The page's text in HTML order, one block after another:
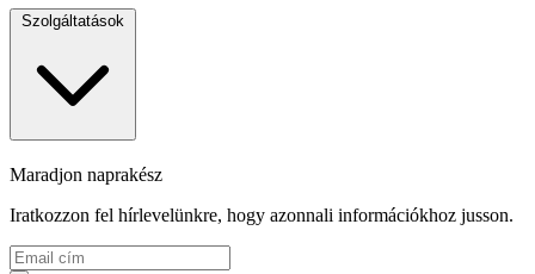
Szolgáltatások
Maradjon naprakész
Iratkozzon fel hírlevelünkre, hogy azonnali információkhoz jusson.